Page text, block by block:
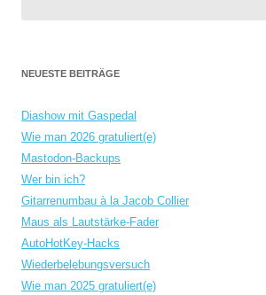
NEUESTE BEITRÄGE
Diashow mit Gaspedal
Wie man 2026 gratuliert(e)
Mastodon-Backups
Wer bin ich?
Gitarrenumbau à la Jacob Collier
Maus als Lautstärke-Fader
AutoHotKey-Hacks
Wiederbelebungsversuch
Wie man 2025 gratuliert(e)